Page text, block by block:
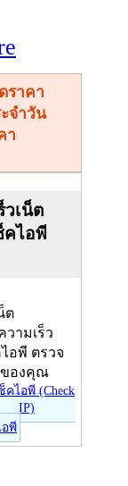
า
วเน็ต
คไอพี
ต
วามเร็ว
อพี ตรวจ
ของคุณ
อพี